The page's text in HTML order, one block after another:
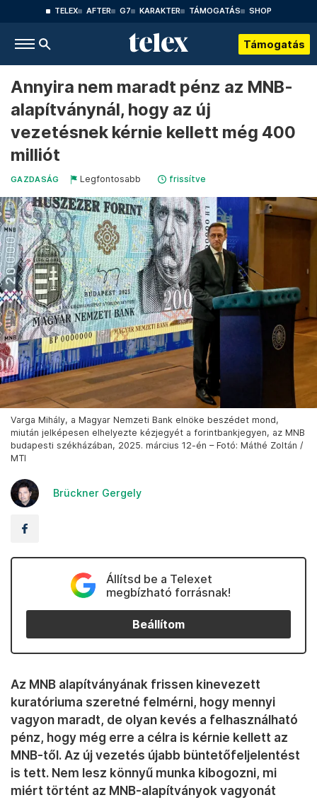
TELEX AFTER G7 KARAKTER TÁMOGATÁS SHOP
Támogatás
Annyira nem maradt pénz az MNB-
alapítványnál, hogy az új
vezetésnek kérnie kellett még 400
milliót
GAZDASÁG Legfontosabb frissítve
Varga Mihály, a Magyar Nemzeti Bank elnöke beszédet mond,
miután jelképesen elhelyezte kézjegyét a forintbankjegyen, az MNB
budapesti székházában, 2025. március 12-én – Fotó: Máthé Zoltán /
MTI
Brückner Gergely
Állítsd be a Telexet
megbízható forrásnak!
Beállítom
Az MNB alapítványának frissen kinevezett
kuratóriuma szeretné felmérni, hogy mennyi
vagyon maradt, de olyan kevés a felhasználható
pénz, hogy még erre a célra is kérnie kellett az
MNB-től. Az új vezetés újabb büntetőfeljelentést
is tett. Nem lesz könnyű munka kibogozni, mi
miért történt az MNB-alapítványok vagyonát